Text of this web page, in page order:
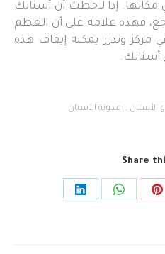
مكانها. إذا لاحظت أن أسنانك
فهذه علامة على أن العظم
مركز وندرز يمكنه إيقاف هذه
أسنانك.
الأسنان , مدونة الأسنان
Share
Share
Share
Share